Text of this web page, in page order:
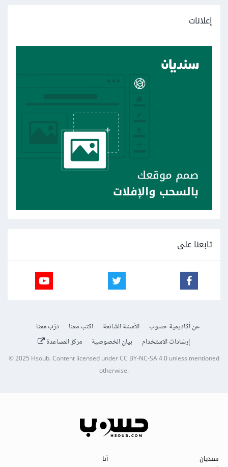
إعلانات
تابعنا على
عن أكاديمية حسوب الأسئلة الشائعة اكتب معنا
درّب معنا
إرشادات الاستخدام
بيان الخصوصية مركز المساعدة
© 2025Hsoub.Content licensed underCC BY-NC-SA 4.0unless mentioned
otherwise.